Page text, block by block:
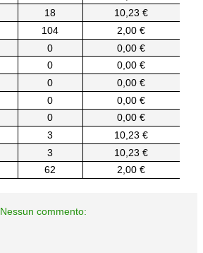
18
10,23 €
104
2,00 €
0
0,00 €
0
0,00 €
0
0,00 €
0
0,00 €
0
0,00 €
3
10,23 €
3
10,23 €
62 2,00 €
Nessun commento: